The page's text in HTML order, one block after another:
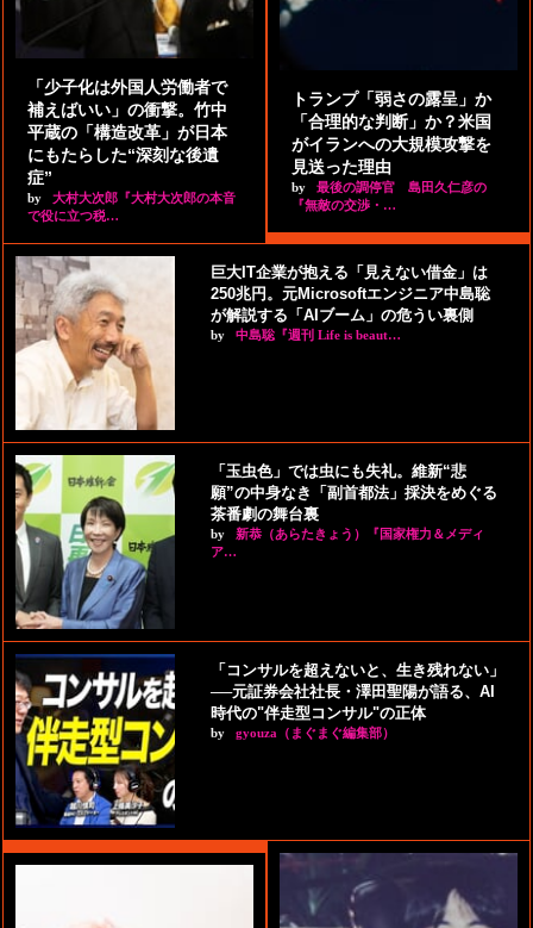
「少子化は外国人労働者で
補えばいい」の衝撃。竹中
平蔵の「構造改革」が日本
にもたらした“深刻な後遺
症”
by
大村大次郎『大村大次郎の本音
で役に立つ税…
トランプ「弱さの露呈」か
「合理的な判断」か？米国
がイランへの大規模攻撃を
見送った理由
by
最後の調停官 島田久仁彦の
『無敵の交渉・…
巨大IT企業が抱える「見えない借金」は
250兆円。元Microsoftエンジニア中島聡
が解説する「AIブーム」の危うい裏側
by 中島聡『週刊 Life is beaut…
「玉虫色」では虫にも失礼。維新“悲
願”の中身なき「副首都法」採決をめぐる
茶番劇の舞台裏
by
新恭（あらたきょう）『国家権力＆メディ
ア…
「コンサルを超えないと、生き残れない」
──元証券会社社長・澤田聖陽が語る、AI
時代の"伴走型コンサル"の正体
by gyouza（まぐまぐ編集部）